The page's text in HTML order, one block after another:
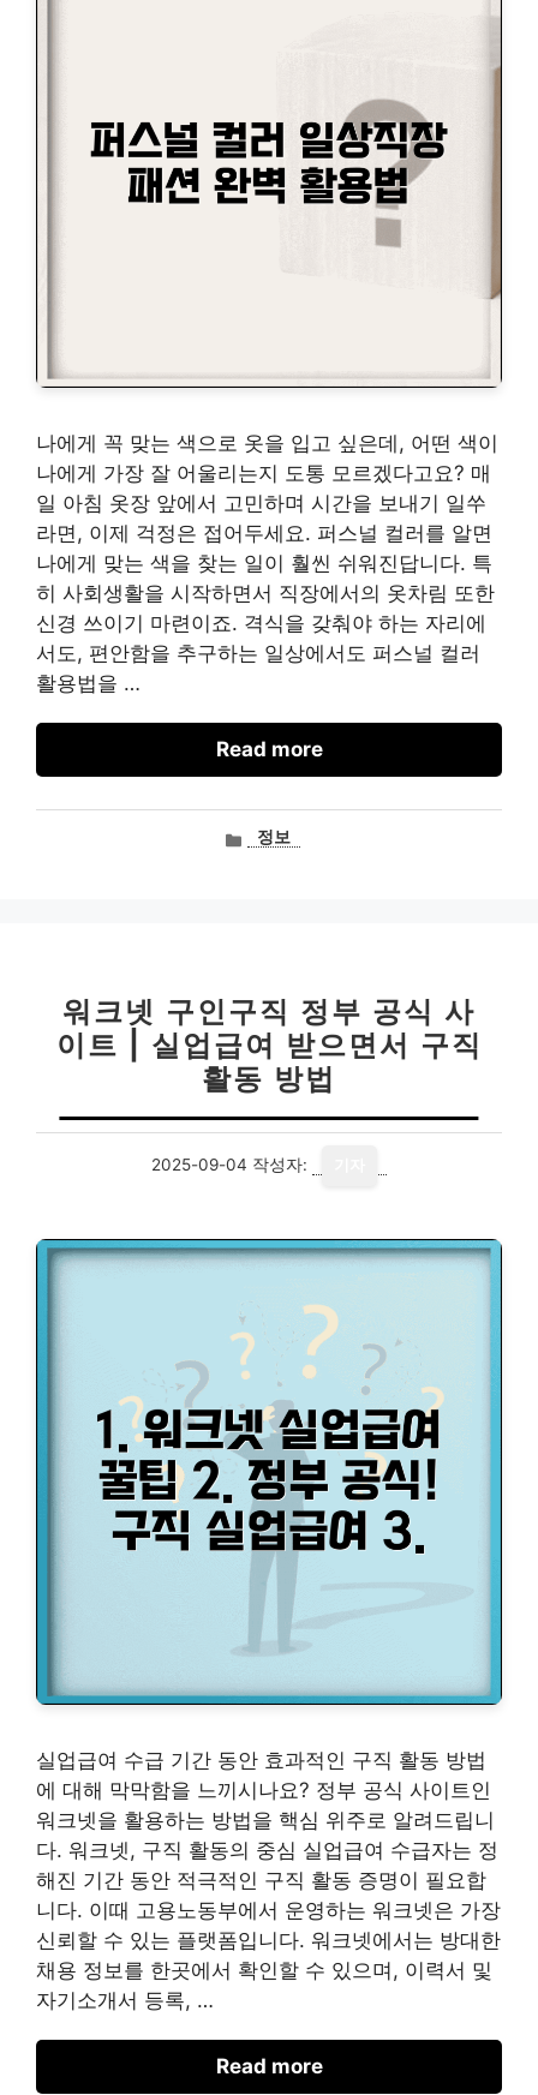
나에게 꼭 맞는 색으로 옷을 입고 싶은데, 어떤 색이
나에게 가장 잘 어울리는지 도통 모르겠다고요? 매
일 아침 옷장 앞에서 고민하며 시간을 보내기 일쑤
라면, 이제 걱정은 접어두세요. 퍼스널 컬러를 알면
나에게 맞는 색을 찾는 일이 훨씬 쉬워진답니다. 특
히 사회생활을 시작하면서 직장에서의 옷차림 또한
신경 쓰이기 마련이죠. 격식을 갖춰야 하는 자리에
서도, 편안함을 추구하는 일상에서도 퍼스널 컬러
활용법을 …
Read more
카정보
워크넷 구인구직 정부 공식 사
이트 | 실업급여 받으면서 구직
활동 방법
2025-09-04 작성자:
실업급여 수급 기간 동안 효과적인 구직 활동 방법
에 대해 막막함을 느끼시나요? 정부 공식 사이트인
워크넷을 활용하는 방법을 핵심 위주로 알려드립니
다. 워크넷, 구직 활동의 중심 실업급여 수급자는 정
해진 기간 동안 적극적인 구직 활동 증명이 필요합
니다. 이때 고용노동부에서 운영하는 워크넷은 가장
신뢰할 수 있는 플랫폼입니다. 워크넷에서는 방대한
채용 정보를 한곳에서 확인할 수 있으며, 이력서 및
자기소개서 등록, …
Read more